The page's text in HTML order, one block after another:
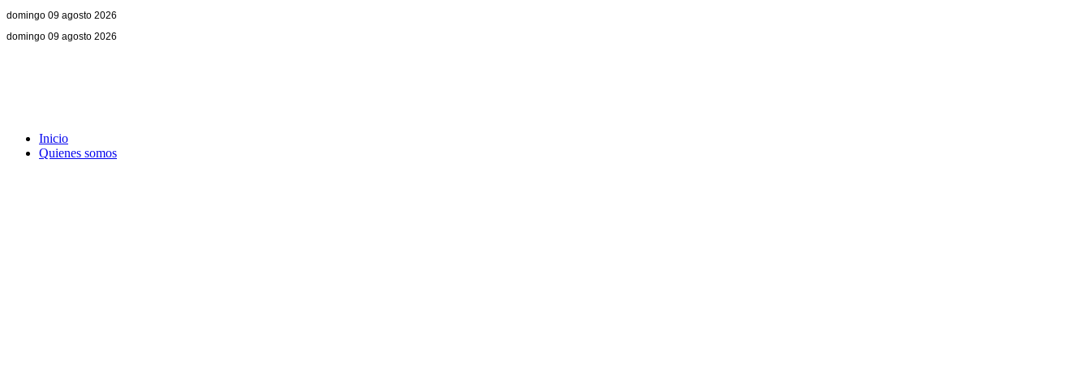
domingo 09 agosto 2026
domingo 09 agosto 2026
Inicio
Quienes somos